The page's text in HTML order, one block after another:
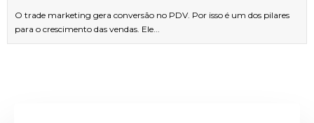
O trade marketing gera conversão no PDV. Por isso é um dos pilares
para o crescimento das vendas. Ele...